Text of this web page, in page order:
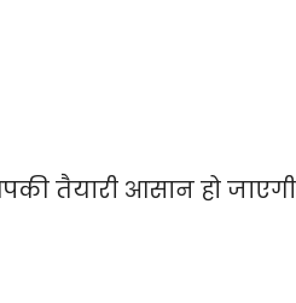
तैयारी आसान हो